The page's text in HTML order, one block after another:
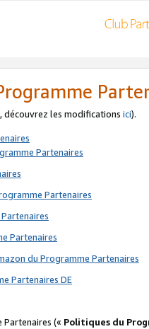
découvrez les modifications ici).
Partenaires
Partenaires
Partenaires
du Programme Partenaires
Partenaires DE
(« Politiques du